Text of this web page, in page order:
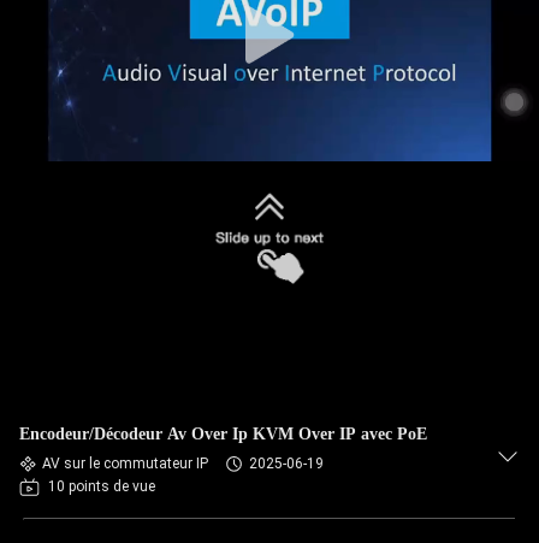
Encodeur/Décodeur Av Over Ip KVM Over IP avec PoE
AV sur le commutateur IP
2025-06-19
10 points de vue